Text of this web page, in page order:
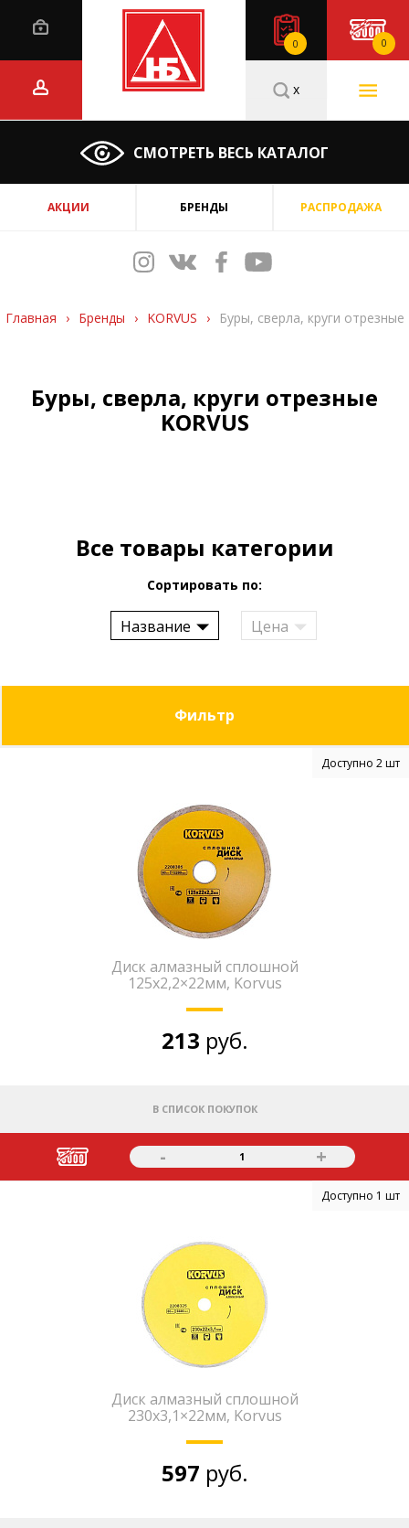
0 0
СМОТРЕТЬ ВЕСЬ КАТАЛОГ
x
АКЦИИ БРЕНДЫ РАСПРОДАЖА
Главная › Бренды › KORVUS › Буры, сверла, круги отрезные
Буры, сверла, круги отрезные
KORVUS
Все товары категории
Сортировать по:
Название Цена
Фильтр
Доступно 2 шт
Диск алмазный сплошной
125х2,2×22мм, Korvus
213 руб.
В СПИСОК ПОКУПОК
- 1 +
Доступно 1 шт
Диск алмазный сплошной
230х3,1×22мм, Korvus
597 руб.